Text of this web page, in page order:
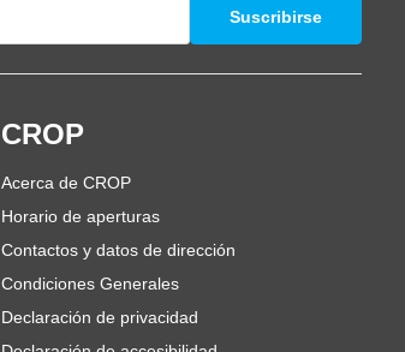
Suscribirse
CROP
Acerca de CROP
Horario de aperturas
Contactos y datos de dirección
Condiciones Generales
Declaración de privacidad